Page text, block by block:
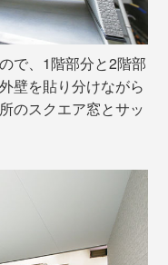
で、1階部分と2階部
壁を貼り分けながら
のスクエア窓とサッ